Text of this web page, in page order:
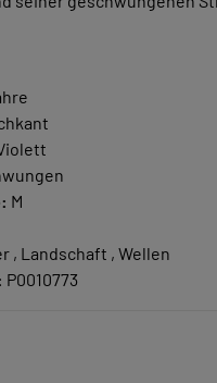
M
, Landschaft , Wellen
P0010773